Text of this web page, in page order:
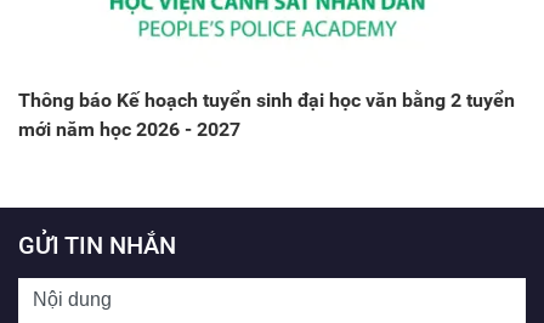
Thông báo Kế hoạch tuyển sinh đại học văn bằng 2 tuyển
mới năm học 2026 - 2027
GỬI TIN NHẮN